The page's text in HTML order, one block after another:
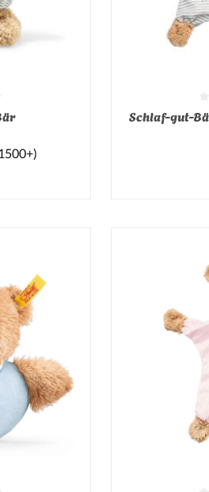
von 0 von 5 Sternen
Schlaf-gut-